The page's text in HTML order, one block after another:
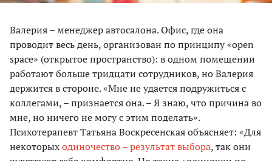
Валерия – менеджер автосалона. Офис, где она
проводит весь день, организован по принципу «open
space» (открытое пространство): в одном помещении
работают больше тридцати сотрудников, но Валерия
держится в стороне. «Мне не удается подружиться с
коллегами, – признается она. – Я знаю, что причина во
мне, но ничего не могу с этим поделать».
Психотерапевт Татьяна Воскресенская объясняет: «Для
некоторыходиночество – результат выбора, так они